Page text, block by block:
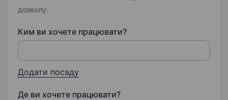
дозволу.
Ким ви хочете працювати?
Додати посаду
Де ви хочете працювати?